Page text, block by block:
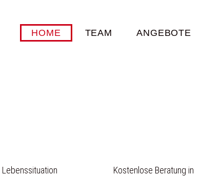
HOME TEAM ANGEBOTE
Kostenlose Beratung in